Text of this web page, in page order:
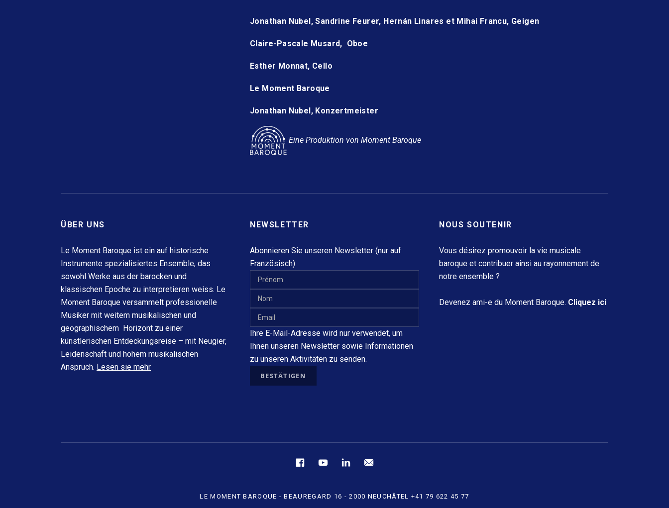
Jonathan Nubel, Sandrine Feurer, Hernán Linares et Mihai Francu, Geigen
Claire-Pascale Musard, Oboe
Esther Monnat, Cello
Le Moment Baroque
Jonathan Nubel, Konzertmeister
Eine Produktion von Moment Baroque
ÜBER UNS
Le Moment Baroque ist ein auf historische
Instrumente spezialisiertes Ensemble, das
sowohl Werke aus der barocken und
klassischen Epoche zu interpretieren weiss. Le
Moment Baroque versammelt professionelle
Musiker mit weitem musikalischen und
geographischem Horizont zu einer
künstlerischen Entdeckungsreise – mit Neugier,
Leidenschaft und hohem musikalischen
Anspruch. Lesen sie mehr
NEWSLETTER
Abonnieren Sie unseren Newsletter (nur auf
Französisch)
Ihre E-Mail-Adresse wird nur verwendet, um
Ihnen unseren Newsletter sowie Informationen
zu unseren Aktivitäten zu senden.
NOUS SOUTENIR
Vous désirez promouvoir la vie musicale
baroque et contribuer ainsi au rayonnement de
notre ensemble ?
Devenez ami-e du Moment Baroque. Cliquez ici
FacebookYouTubelinkedin
LE MOMENT BAROQUE - BEAUREGARD 16 - 2000 NEUCHÂTEL +41 79 622 45 77